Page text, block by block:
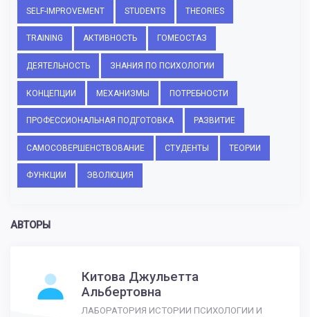
SELF-IMPROVEMENT STUDENTS THEORIES
TRAINING АКТИВНОСТЬ ГОМЕОСТАЗ
ДЕЯТЕЛЬНОСТЬ ЗНАНИЯ ПО ПСИХОЛОГИИ
КОНЦЕПЦИИ МЕХАНИЗМЫ ПОТРЕБНОСТИ
ПРОФЕССИОНАЛЬНАЯ ПОДГОТОВКА РАЗВИТИЕ
САМОСОВЕРШЕНСТВОВАНИЕ СТУДЕНТЫ ТЕОРИИ
ФУНКЦИИ ЭВОЛЮЦИЯ
АВТОРЫ
Китова Джульетта
Альбертовна
ЛАБОРАТОРИЯ ИСТОРИИ ПСИХОЛОГИИ И